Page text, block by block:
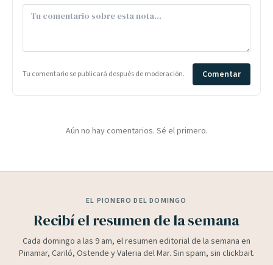
Tu comentario se publicará después de moderación. Comentar
Aún no hay comentarios. Sé el primero.
EL PIONERO DEL DOMINGO
Recibí el resumen de la semana
Cada domingo a las 9 am, el resumen editorial de la semana en
Pinamar, Cariló, Ostende y Valeria del Mar. Sin spam, sin clickbait.